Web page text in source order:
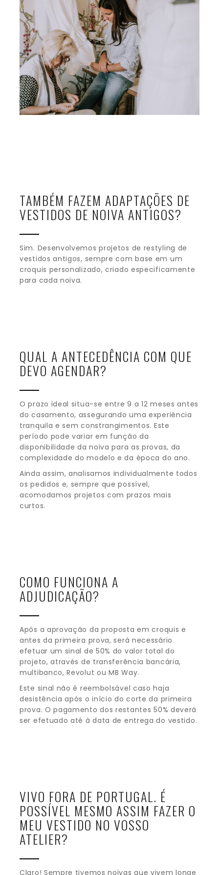
TAMBÉM FAZEM ADAPTAÇÕES DE
VESTIDOS DE NOIVA ANTIGOS?
Sim. Desenvolvemos projetos de restyling de
vestidos antigos, sempre com base em um
croquis personalizado, criado especificamente
para cada noiva.
QUAL A ANTECEDÊNCIA COM QUE
DEVO AGENDAR?
O prazo ideal situa-se entre 9 a 12 meses antes
do casamento, assegurando uma experiência
tranquila e sem constrangimentos. Este
período pode variar em função da
disponibilidade da noiva para as provas, da
complexidade do modelo e da época do ano.
Ainda assim, analisamos individualmente todos
os pedidos e, sempre que possível,
acomodamos projetos com prazos mais
curtos.
COMO FUNCIONA A
ADJUDICAÇÃO?
Após a aprovação da proposta em croquis e
antes da primeira prova, será necessário
efetuar um sinal de 50% do valor total do
projeto, através de transferência bancária,
multibanco, Revolut ou MB Way.
Este sinal não é reembolsável caso haja
desistência após o início do corte da primeira
prova. O pagamento dos restantes 50% deverá
ser efetuado até à data de entrega do vestido.
VIVO FORA DE PORTUGAL. É
POSSÍVEL MESMO ASSIM FAZER O
MEU VESTIDO NO VOSSO
ATELIER?
Claro! Sempre tivemos noivas que vivem longe